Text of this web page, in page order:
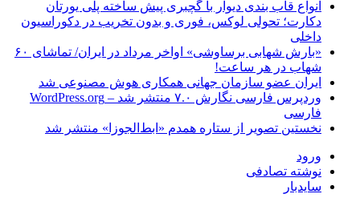
انواع قاب بندی دیوار با گچبری پیش ساخته پلی یورتان
دکارت؛ تحولی لوکس، فوری و بدون تخریب در دکوراسیون
داخلی
«بارش شهابی برساوشی» اواخر مرداد در ایران/ تماشای ۶۰
شهاب در هر ساعت!
ایران عضو سازمان جهانی همکاری هوش مصنوعی شد
وردپرس فارسی نگارش ۷.۰ منتشر شد – WordPress.org
فارسی
نخستین تصویر از ستاره همدم «ابط‌الجوزا» منتشر شد
ورود
نوشته تصادفی
سایدبار